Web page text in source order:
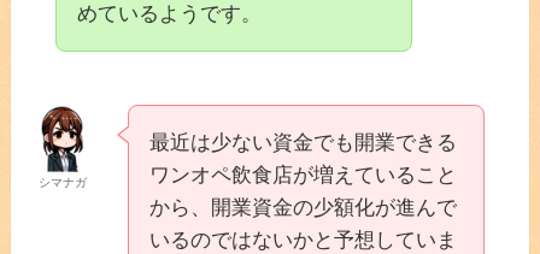
めているようです。
シマナガ
最近は少ない資金でも開業できる
ワンオペ飲食店が増えていること
から、開業資金の少額化が進んで
いるのではないかと予想していま